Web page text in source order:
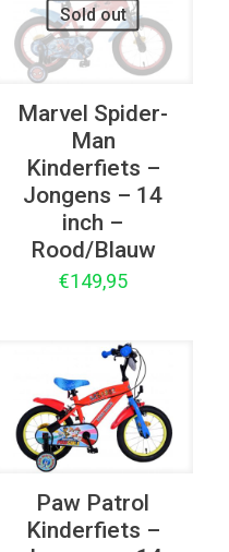
Sold out
Marvel Spider-
Man
Kinderfiets –
Jongens – 14
inch –
Rood/Blauw
€149,95
Paw Patrol
Kinderfiets –